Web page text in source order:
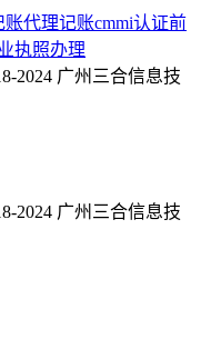
账代理记账cmmi认证前
执照办理
2024 广州三合信息技
2024 广州三合信息技